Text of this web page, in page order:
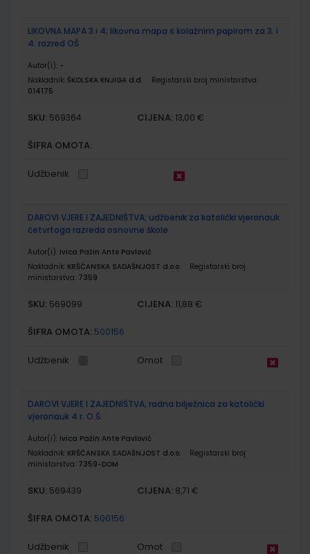
LIKOVNA MAPA 3 i 4; likovna mapa s kolažnim papirom za 3. i
4. razred OŠ
Autor(i): -
Nakladnik: ŠKOLSKA KNJIGA d.d.
Registarski broj ministarstva:
014175
SKU: 569364 CIJENA: 13,00 €
ŠIFRA OMOTA:
Udžbenik
DAROVI VJERE I ZAJEDNIŠTVA; udžbenik za katolički vjeronauk
četvrtoga razreda osnovne škole
Autor(i): Ivica Pažin Ante Pavlović
Nakladnik: KRŠĆANSKA SADAŠNJOST d.o.o.
Registarski broj
ministarstva: 7359
SKU: 569099 CIJENA: 11,88 €
ŠIFRA OMOTA: 500156
Udžbenik Omot
DAROVI VJERE I ZAJEDNIŠTVA; radna bilježnica za katolički
vjeronauk 4 r. O.Š.
Autor(i): Ivica Pažin Ante Pavlović
Nakladnik: KRŠĆANSKA SADAŠNJOST d.o.o.
Registarski broj
ministarstva: 7359-DOM
SKU: 569439 CIJENA: 8,71 €
ŠIFRA OMOTA: 500156
Udžbenik Omot